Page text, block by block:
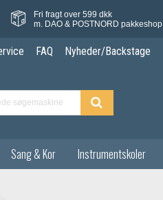
Fri fragt over 599 dkk
m. DAO & POSTNORD pakkeshop
FAQ Nyheder/Backstage
Sang & Kor Instrumentskoler